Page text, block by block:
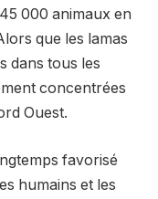
000 animaux en
que les lamas
dans tous les
concentrées
Ouest.
favorisé
humains et les